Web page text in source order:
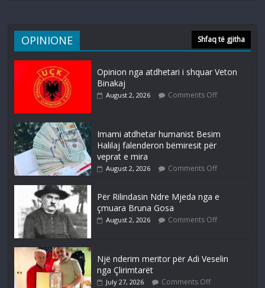
OPINIONE Shfaq të gjitha
Opinion nga atdhetari i shquar Veton
Binakaj
August 2, 2026 Comments Off
Imami atdhetar humanist Besim
Halilaj falenderon bëmiresit për
veprat e mira
August 2, 2026 Comments Off
Për Rilindasin Ndre Mjeda nga e
çmuara Bruna Gosa
August 2, 2026 Comments Off
Një nderim meritor për Adi Veselin
nga Çlirimtarët
July 27, 2026 Comments Off